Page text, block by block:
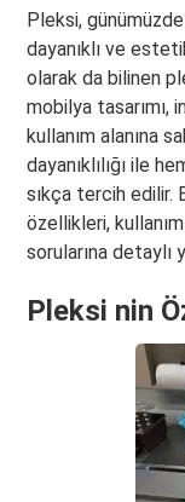
Pleksi,
dayanıklı ve
olarak da bilinen
mobilya tasarımı,
kullanım alanına
dayanıklılığı ile
sıkça tercih edilir.
özellikleri,
sorularına detaylı
Pleksi nin